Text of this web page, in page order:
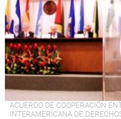
ACUERDO DE COOPERACIÓN
INTERAMERICANA DE